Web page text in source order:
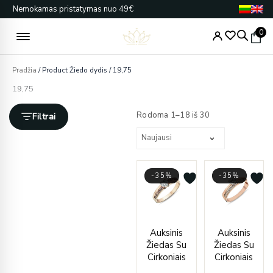
Pereiti
prie
turinio
Nemokamas pristatymas nuo 49€
0
Pradžia / Product Žiedo dydis / 19,75
19,75
Filtrai Rodoma 1–18 iš 30
-35%
Auksinis
Žiedas Su
Cirkoniais
range:
€436.00
through
-35%
Auksinis
Žiedas Su
Cirkoniais
range: